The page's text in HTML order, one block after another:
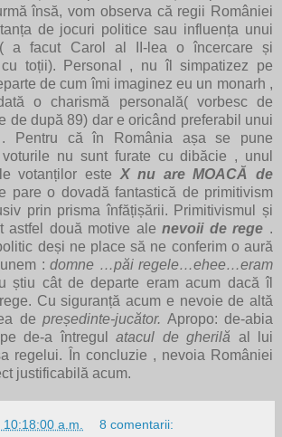
însă, vom observa că regii României
de jocuri politice sau influența unui
a facut Carol al II-lea o încercare și
toții). Personal , nu îl simpatizez pe
de cum îmi imaginez eu un monarh ,
o charismă personală( vorbesc de
de după 89) dar e oricând preferabil unui
. Pentru că în România așa se pune
nu sunt furate cu dibăcie , unul
votanților este X nu are MOACĂ de
pare o dovadă fantastică de primitivism
prin prisma înfățișării. Primitivismul și
astfel două motive alenevoii de rege .
deși ne place să ne conferim o aură
:domne …păi regele…ehee…eram
știu cât de departe eram acum dacă îl
Cu siguranță acum e nevoie de altă
de președinte-jucător. Apropo: de-abia
de-a întregulatacul de gherilă al lui
regelui. În concluzie , nevoia României
justificabilă acum.
a.m. 8 comentarii: